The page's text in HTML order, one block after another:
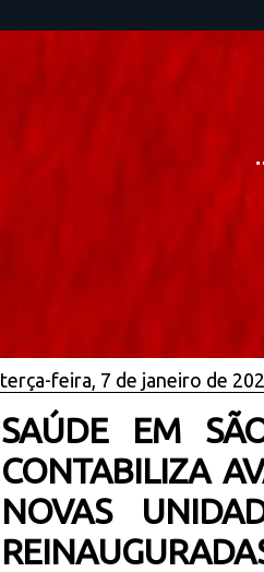
terça-feira, 7 de janeiro de
SAÚDE EM
CONTABILIZA
NOVAS